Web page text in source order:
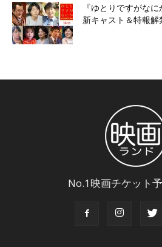
『ゆとりですがな
新キャスト＆特報解
No.1映画チケット